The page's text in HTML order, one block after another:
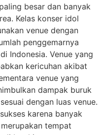
besar dan banyak
Kelas konser idol
venue dengan
penggemarnya
Indonesia. Venue yang
kericuhan akibat
venue yang
dampak buruk
dengan luas venue.
karena banyak
tempat